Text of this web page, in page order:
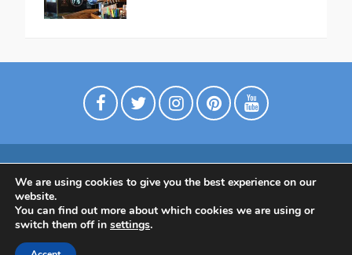
Digimarkkinointia matkailuyrityksille
Tietoa meistä
Ota yhtettä
Tietosuojaseloste
Tietoa Suomesta
We are using cookies to give you the best experience on our
website.
You can find out more about which cookies we are using or
switch them off in settings.